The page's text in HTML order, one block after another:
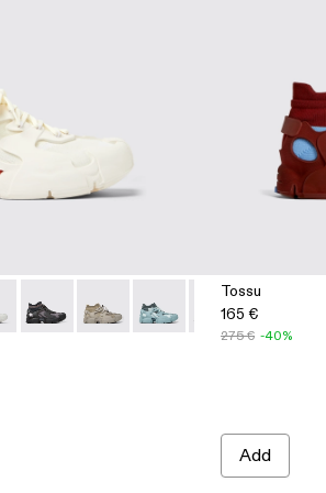
- White caged sneakers
040
- A500005-034
Tossu - A500005-033
Tossu - A500005-032
Tossu - A500005-031
Tossu -Tossu -
Tossu
165 €
275 € -40%
Add